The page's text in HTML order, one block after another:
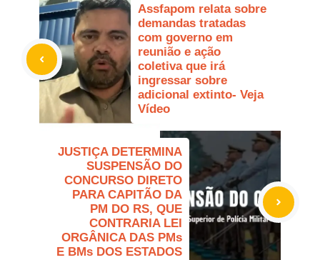
Assfapom relata sobre
demandas tratadas
com governo em
reunião e ação
coletiva que irá
ingressar sobre
adicional extinto- Veja
Vídeo
JUSTIÇA DETERMINA
SUSPENSÃO DO
CONCURSO DIRETO
PARA CAPITÃO DA
PM DO RS, QUE
CONTRARIA LEI
ORGÂNICA DAS PMs
E BMs DOS ESTADOS